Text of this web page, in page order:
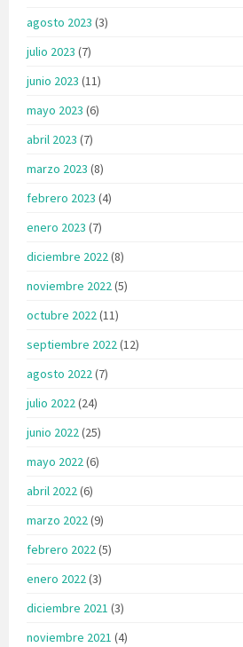
agosto 2023 (3)
julio 2023 (7)
junio 2023 (11)
mayo 2023 (6)
abril 2023 (7)
marzo 2023 (8)
febrero 2023 (4)
enero 2023 (7)
diciembre 2022(8)
noviembre 2022(5)
octubre 2022(11)
septiembre 2022(12)
agosto 2022(7)
julio 2022(24)
junio 2022(25)
mayo 2022(6)
abril 2022(6)
marzo 2022(9)
febrero 2022(5)
enero 2022(3)
diciembre 2021 (3)
noviembre 2021 (4)